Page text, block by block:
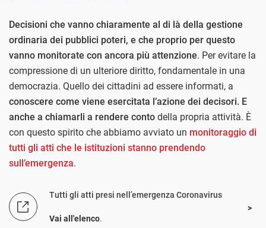
Decisioni che vanno chiaramente al di là della gestione
ordinaria dei pubblici poteri, e che proprio per questo
vanno monitorate con ancora più attenzione. Per evitare la
compressione di un ulteriore diritto, fondamentale in una
democrazia. Quello dei cittadini ad essere informati, a
conoscere come viene esercitata l’azione dei decisori. E
anche a chiamarli a rendere conto della propria attività. È
con questo spirito che abbiamo avviato un monitoraggio di
tutti gli atti che le istituzioni stanno prendendo
sull’emergenza.
Tutti gli atti presi nell’emergenza Coronavirus
Vai all'elenco.